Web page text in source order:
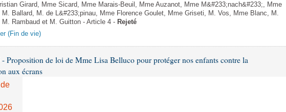
Girard, Mme Sicard, Mme Marais-Beuil, Mme Auzanot, Mme M&#233;nach&#233;, Mme
M. Ballard, M. de L&#233;pinau, Mme Florence Goulet, Mme Griseti, M. Vos, Mme Blanc, M.
M. Rambaud et M. Guitton - Article 4 - Rejeté
(Fin de vie)
- Proposition de loi de Mme Lisa Belluco pour protéger nos enfants contre la
aux écrans